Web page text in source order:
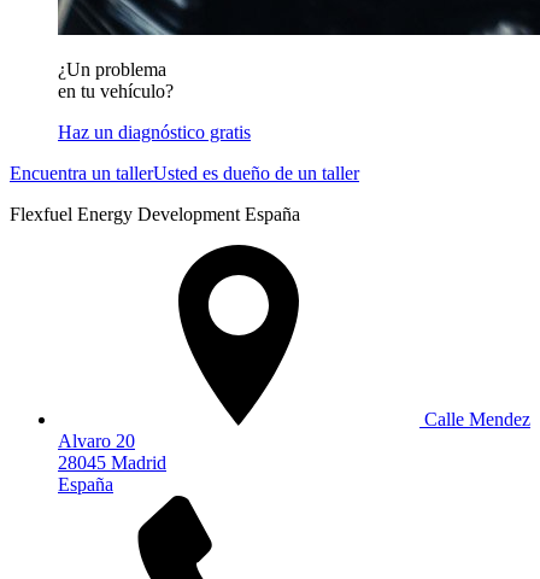
¿Un problema
en tu vehículo?
Haz un diagnóstico gratis
Encuentra un tallerUsted es dueño de un taller
Flexfuel Energy Development España
Calle Mendez
Alvaro 20
28045 Madrid
España